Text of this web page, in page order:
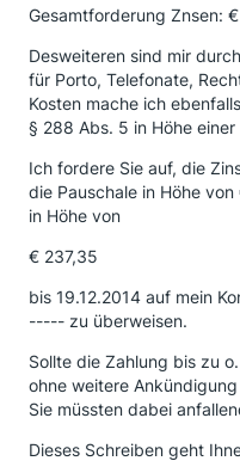
Gesamtforderung Znsen:
Desweiteren sind mir
für Porto, Telefonate,
Kosten mache ich
§ 288 Abs. 5 in Höhe
Ich fordere Sie auf, die
die Pauschale in Höhe
in Höhe von
€ 237,35
bis 19.12.2014 auf mein
----- zu überweisen.
Sollte die Zahlung bis zu
ohne weitere
Sie müssten dabei
Dieses Schreiben geht